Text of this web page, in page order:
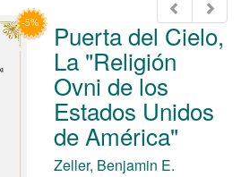
Puerta del Cielo,
La "Religión
Ovni de los
Estados Unidos
de América"
Zeller, Benjamin E.